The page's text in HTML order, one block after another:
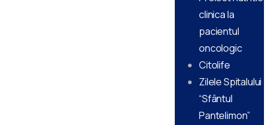
clinica la
pacientul
oncologic
Citolife
Zilele Spitalului
“Sfântul
Pantelimon”